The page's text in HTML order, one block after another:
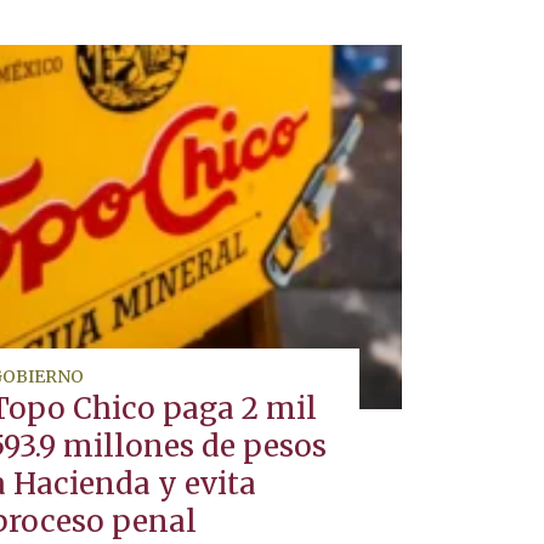
Chico paga 2 mil
millones de pesos
Hacienda y evita
penal